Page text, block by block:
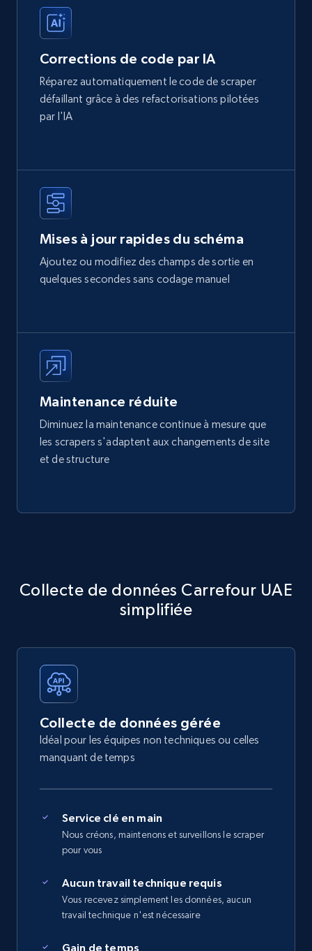
Corrections de code par IA
Réparez automatiquement le code de scraper
défaillant grâce à des refactorisations pilotées
par l'IA
Mises à jour rapides du schéma
Ajoutez ou modifiez des champs de sortie en
quelques secondes sans codage manuel
Maintenance réduite
Diminuez la maintenance continue à mesure que
les scrapers s'adaptent aux changements de site
et de structure
Collecte de données Carrefour UAE
simplifiée
Collecte de données gérée
Idéal pour les équipes non techniques ou celles
manquant de temps
Service clé en main
Nous créons, maintenons et surveillons le scraper
pour vous
Aucun travail technique requis
Vous recevez simplement les données, aucun
travail technique n'est nécessaire
Gain de temps